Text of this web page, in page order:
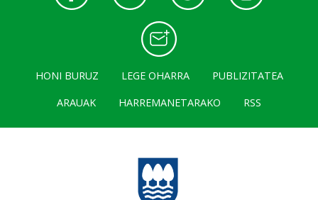
HONI BURUZ LEGE OHARRA
PUBLIZITATEA
ARAUAK
HARREMANETARAKO RSS